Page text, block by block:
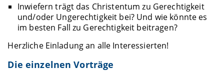
Inwiefern trägt das Christentum zu Gerechtigkeit
und/oder Ungerechtigkeit bei? Und wie könnte es
im besten Fall zu Gerechtigkeit beitragen?
Herzliche Einladung an alle Interessierten!
Die einzelnen Vorträge